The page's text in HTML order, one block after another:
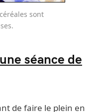
sont
séance de
de faire le plein en